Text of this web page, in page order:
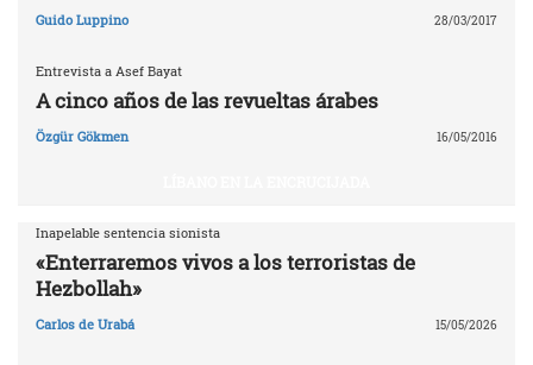
Guido Luppino 28/03/2017
Entrevista a Asef Bayat
A cinco años de las revueltas árabes
Özgür Gökmen 16/05/2016
Inapelable sentencia sionista
«Enterraremos vivos a los terroristas de
Hezbollah»
Carlos de Urabá 15/05/2026